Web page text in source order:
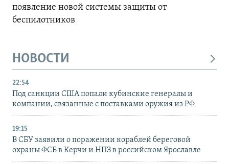
появление новой системы защиты от
беспилотников
НОВОСТИ
22:54
Под санкции США попали кубинские генералы и
компании, связанные с поставками оружия из РФ
19:15
В СБУ заявили о поражении кораблей береговой
охраны ФСБ в Керчи и НПЗ в российском Ярославле